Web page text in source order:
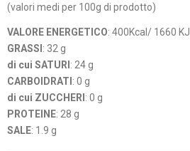
(valori medi per 100g di prodotto)
VALORE ENERGETICO: 400Kcal/ 1660 KJ
GRASSI : 32 g
di cui SATURI : 24 g
CARBOIDRATI : 0 g
di cui ZUCCHERI : 0 g
PROTEINE: 28 g
SALE: 1.9 g